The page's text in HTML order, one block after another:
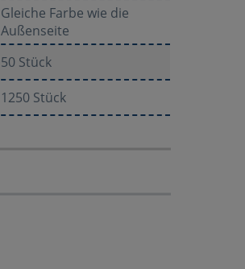
Gleiche Farbe wie die
Außenseite
50 Stück
1250 Stück